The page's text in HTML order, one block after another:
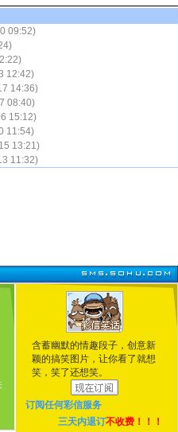
09:52)
12:42)
14:36)
08:40)
15:12)
11:54)
13:21)
11:32)
含蓄幽默的情趣段子，创意新
颖的搞笑图片，让你看了就想
笑，笑了还想笑。
订阅任何彩信服务
三天内退订不收费！！！